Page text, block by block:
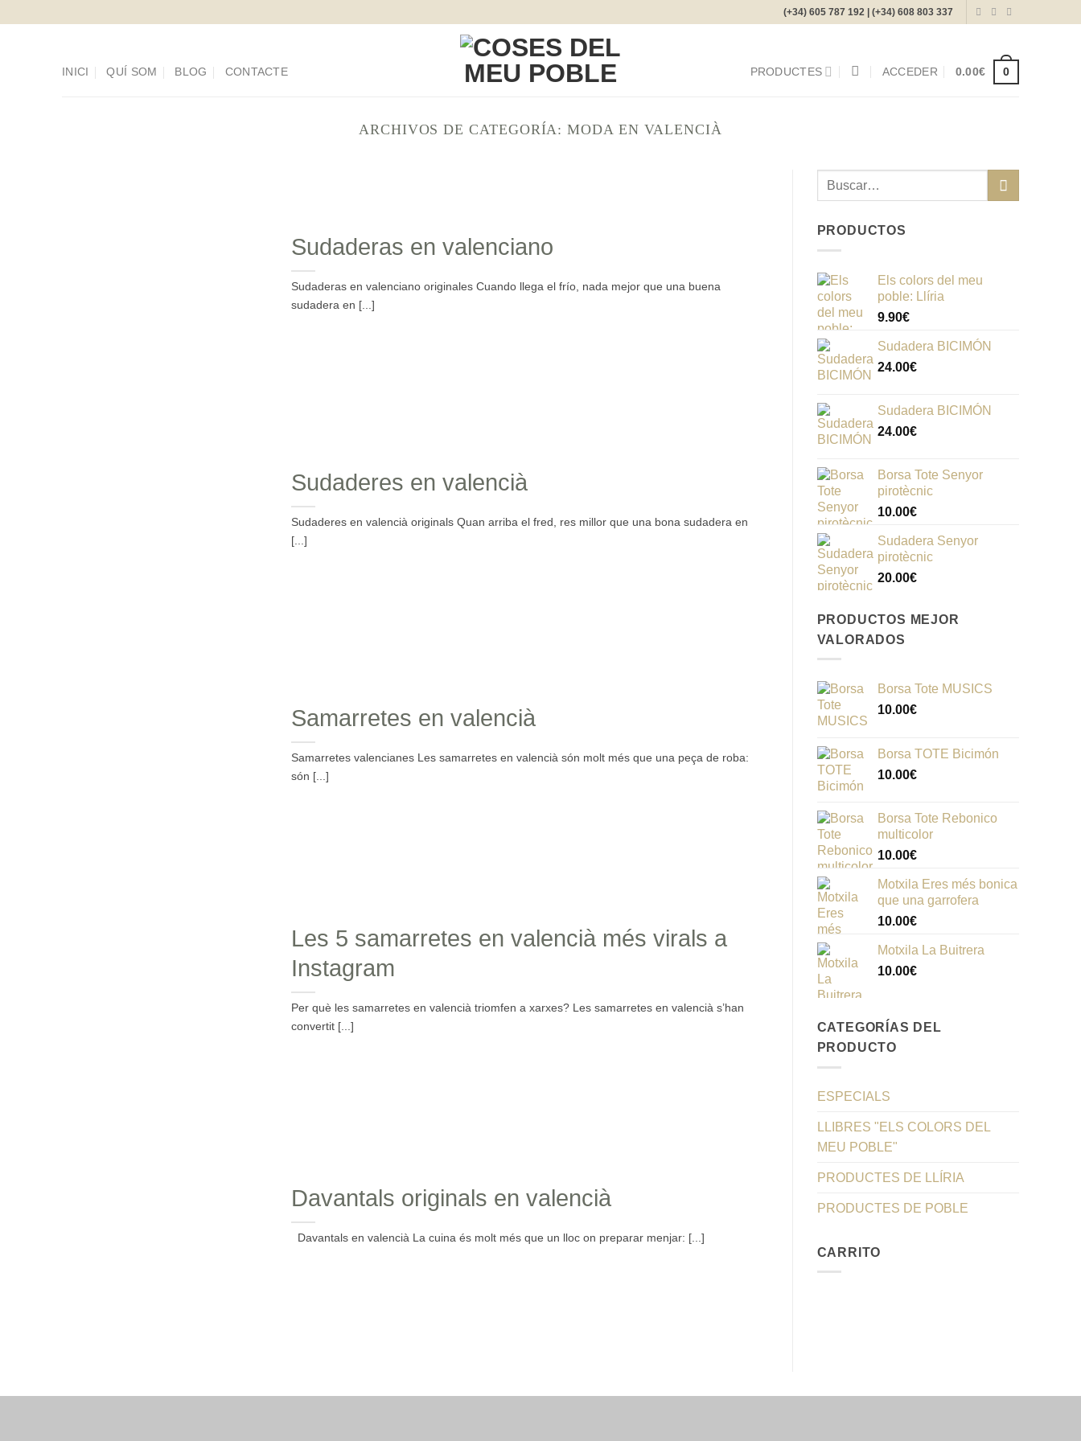
(+34) 605 787 192 | (+34) 608 803 337
INICI QUÍ SOM BLOG CONTACTE PRODUCTES ACCEDER 0.00€ 0
ARCHIVOS DE CATEGORÍA:MODA EN VALENCIÀ
Sudaderas en valenciano
Sudaderas en valenciano originales Cuando llega el frío, nada mejor que una buena
sudadera en [...]
Sudaderes en valencià
Sudaderes en valencià originals Quan arriba el fred, res millor que una bona sudadera en
[...]
Samarretes en valencià
Samarretes valencianes Les samarretes en valencià són molt més que una peça de roba:
són [...]
Les 5 samarretes en valencià més virals a
Instagram
Per què les samarretes en valencià triomfen a xarxes? Les samarretes en valencià s’han
convertit [...]
Davantals originals en valencià
Davantals en valencià La cuina és molt més que un lloc on preparar menjar: [...]
Buscar
PRODUCTOS
Els colors del meu
poble: Llíria
9.90€
Sudadera BICIMÓN
24.00€
Sudadera BICIMÓN
24.00€
Borsa Tote Senyor
pirotècnic
10.00€
Sudadera Senyor
pirotècnic
20.00€
PRODUCTOS MEJOR
VALORADOS
Borsa Tote MUSICS
10.00€
Borsa TOTE Bicimón
10.00€
Borsa Tote Rebonico
multicolor
10.00€
Motxila Eres més bonica
que una garrofera
10.00€
Motxila La Buitrera
10.00€
CATEGORÍAS DEL
PRODUCTO
ESPECIALS
LLIBRES "ELS COLORS DEL
MEU POBLE"
PRODUCTES DE LLÍRIA
PRODUCTES DE POBLE
CARRITO